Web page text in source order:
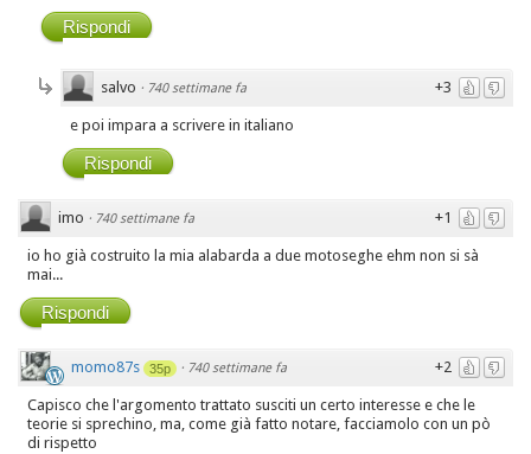
Rispondi
+3
salvo · 740 settimane fa
e poi impara a scrivere in italiano
Rispondi
+1
imo · 740 settimane fa
io ho già costruito la mia alabarda a due motoseghe ehm non si sà
mai...
Rispondi
+2
momo87s 35p · 740 settimane fa
Capisco che l'argomento trattato susciti un certo interesse e che le
teorie si sprechino, ma, come già fatto notare, facciamolo con un pò
di rispetto